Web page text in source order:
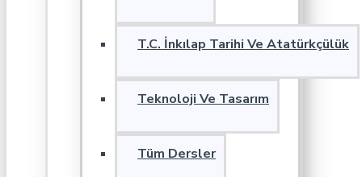
T.C. İnkılap Tarihi Ve Atatürkçülük
Teknoloji Ve Tasarım
Tüm Dersler